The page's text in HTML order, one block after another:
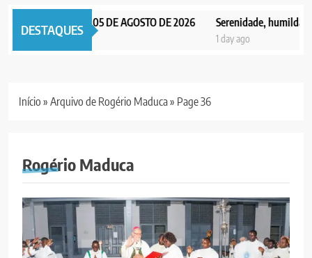
DESTAQUES
EDIÇÃO 05 DE AGOSTO DE 2026 Serenidade, humildade e
1 day ago
Início » Arquivo de Rogério Maduca» Page 36
Rogério Maduca